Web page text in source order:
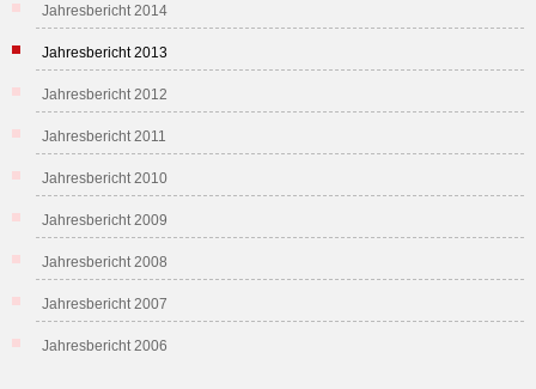
Jahresbericht 2014
Jahresbericht 2013
Jahresbericht 2012
Jahresbericht 2011
Jahresbericht 2010
Jahresbericht 2009
Jahresbericht 2008
Jahresbericht 2007
Jahresbericht 2006